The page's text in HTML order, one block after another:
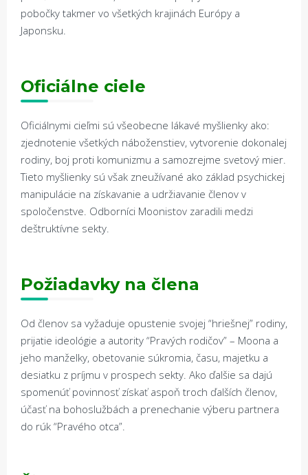
pobočky takmer vo všetkých krajinách Európy a
Japonsku.
Oficiálne ciele
Oficiálnymi cieľmi sú všeobecne lákavé myšlienky ako:
zjednotenie všetkých náboženstiev, vytvorenie dokonalej
rodiny, boj proti komunizmu a samozrejme svetový mier.
Tieto myšlienky sú však zneužívané ako základ psychickej
manipulácie na získavanie a udržiavanie členov v
spoločenstve. Odborníci Moonistov zaradili medzi
deštruktívne sekty.
Požiadavky na člena
Od členov sa vyžaduje opustenie svojej “hriešnej” rodiny,
prijatie ideológie a autority “Pravých rodičov” – Moona a
jeho manželky, obetovanie súkromia, času, majetku a
desiatku z príjmu v prospech sekty. Ako ďalšie sa dajú
spomenúť povinnosť získať aspoň troch ďalších členov,
účasť na bohoslužbách a prenechanie výberu partnera
do rúk “Pravého otca”.